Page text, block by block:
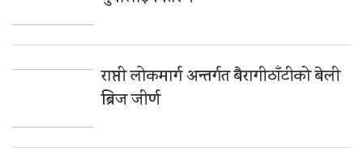
राप्ती लोकमार्ग अन्तर्गत बैरागीठाँटीको बेली
ब्रिज जीर्ण